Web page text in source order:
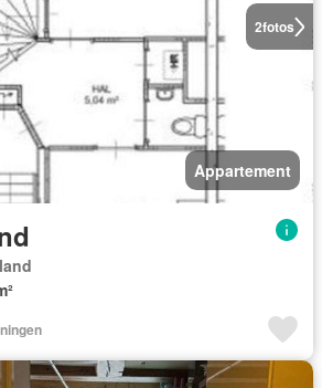
2fotos
Appartement